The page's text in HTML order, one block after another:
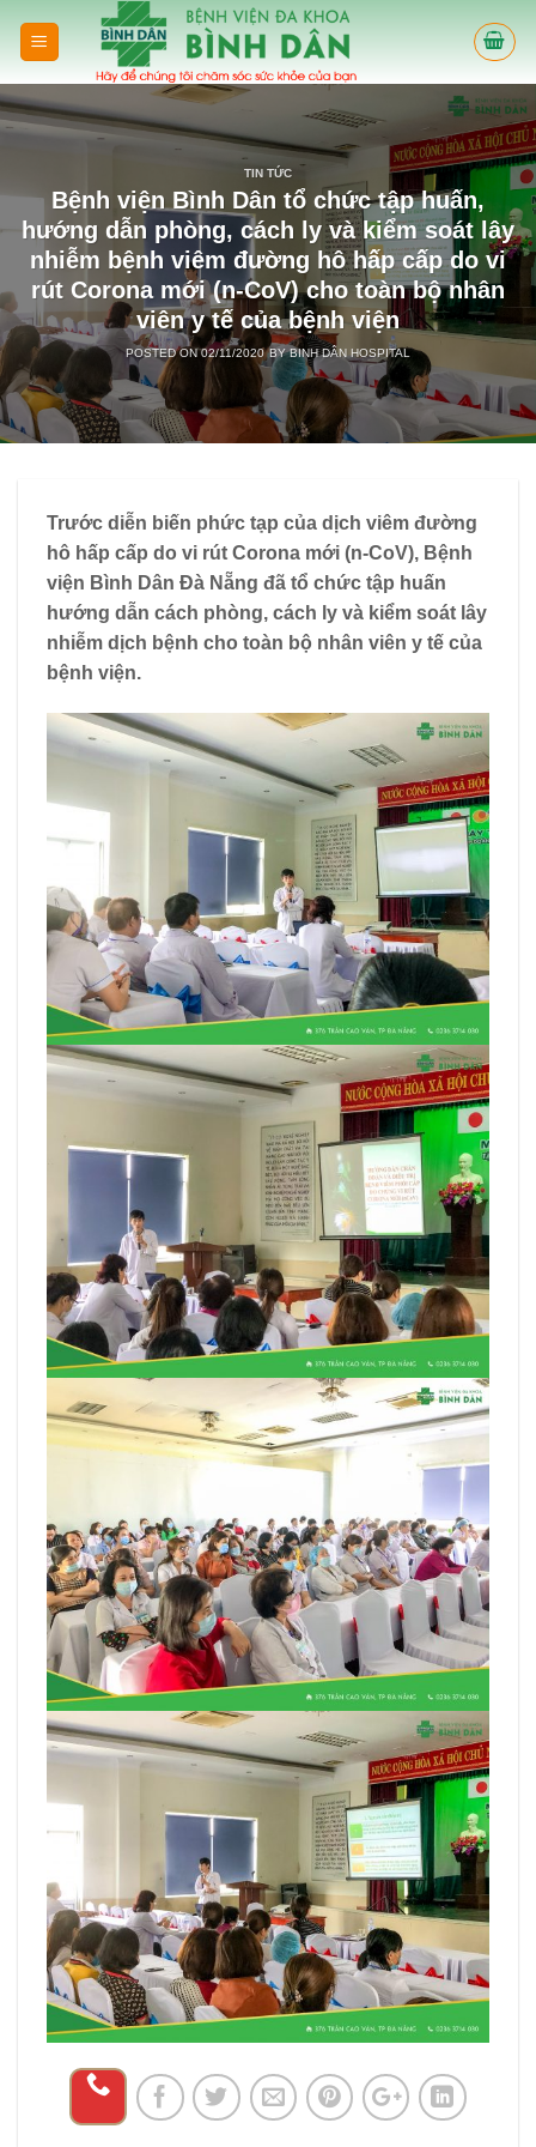
TIN TỨC
Bệnh viện Bình Dân tổ chức tập huấn,
hướng dẫn phòng, cách ly và kiểm soát lây
nhiễm bệnh viêm đường hô hấp cấp do vi
rút Corona mới (n-CoV) cho toàn bộ nhân
viên y tế của bệnh viện
POSTED ON02/11/2020BYBINH DÂN HOSPITAL
Trước diễn biến phức tạp của dịch viêm đường
hô hấp cấp do vi rút Corona mới (n-CoV), Bệnh
viện Bình Dân Đà Nẵng đã tổ chức tập huấn
hướng dẫn cách phòng, cách ly và kiểm soát lây
nhiễm dịch bệnh cho toàn bộ nhân viên y tế của
bệnh viện.